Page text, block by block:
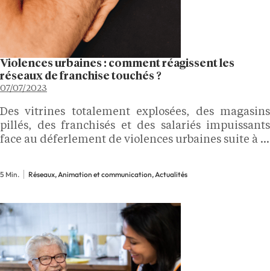
Violences urbaines : comment réagissent les
réseaux de franchise touchés ?
07/07/2023
Des vitrines totalement explosées, des magasins
pillés, des franchisés et des salariés impuissants
face au déferlement de violences urbaines suite à la
policier en service. Entre dégâts matériels et…
5 Min. Réseaux, Animation et communication, Actualités